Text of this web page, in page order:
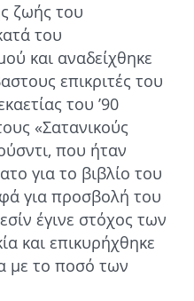
ζωής του
του
και αναδείχθηκε
επικριτές του
του ’90
«Σατανικούς
που ήταν
για το βιβλίο του
για προσβολή του
έγινε στόχος των
και επικυρήχθηκε
με το ποσό των